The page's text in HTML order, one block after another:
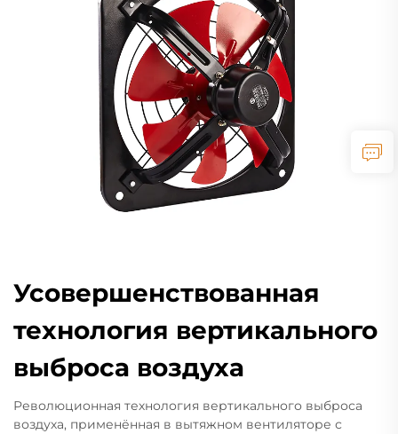
Усовершенствованная
технология вертикального
выброса воздуха
Революционная технология вертикального выброса
воздуха, применённая в вытяжном вентиляторе с